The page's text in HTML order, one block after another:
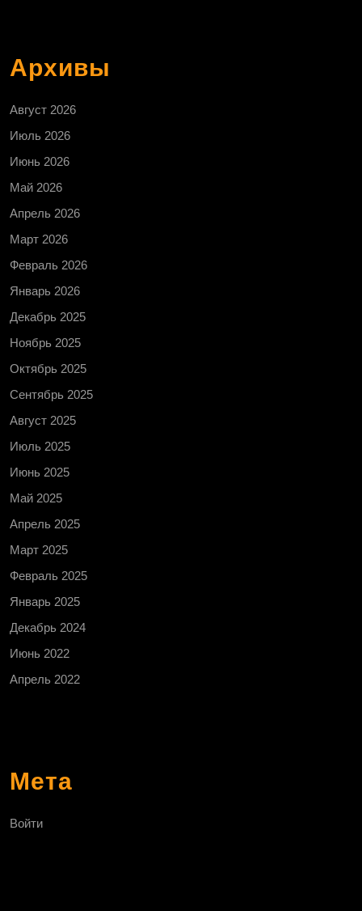
Архивы
Август 2026
Июль 2026
Июнь 2026
Май 2026
Апрель 2026
Март 2026
Февраль 2026
Январь 2026
Декабрь 2025
Ноябрь 2025
Октябрь 2025
Сентябрь 2025
Август 2025
Июль 2025
Июнь 2025
Май 2025
Апрель 2025
Март 2025
Февраль 2025
Январь 2025
Декабрь 2024
Июнь 2022
Апрель 2022
Мета
Войти